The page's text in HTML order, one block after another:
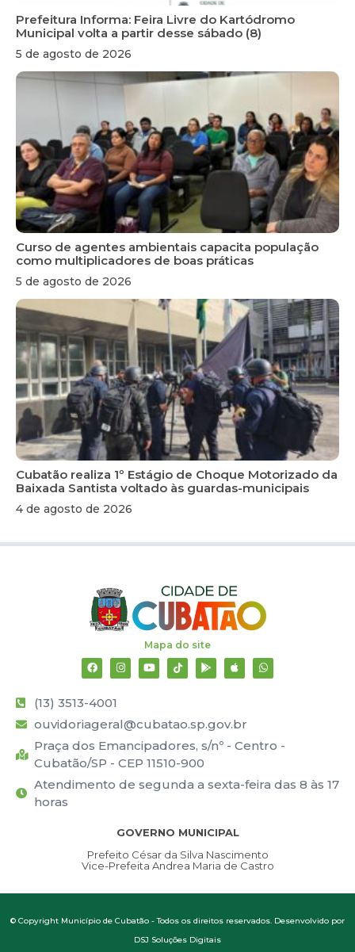
Prefeitura Informa: Feira Livre do Kartódromo
Municipal volta a partir desse sábado (8)
5 de agosto de 2026
Curso de agentes ambientais capacita população
como multiplicadores de boas práticas
5 de agosto de 2026
Cubatão realiza 1º Estágio de Choque Motorizado da
Baixada Santista voltado às guardas-municipais
4 de agosto de 2026
Mapa do site
(13) 3513-4001
ouvidoriageral@cubatao.sp.gov.br
Praça dos Emancipadores, s/nº - Centro -
Cubatão/SP - CEP 11510-900
Atendimento de segunda a sexta-feira das 8 às 17
horas
GOVERNO MUNICIPAL
Prefeito César da Silva Nascimento
Vice-Prefeita Andrea Maria de Castro
© Copyright Município de Cubatão - Todos os direitos reservados. Desenvolvido por
DSJ Soluções Digitais